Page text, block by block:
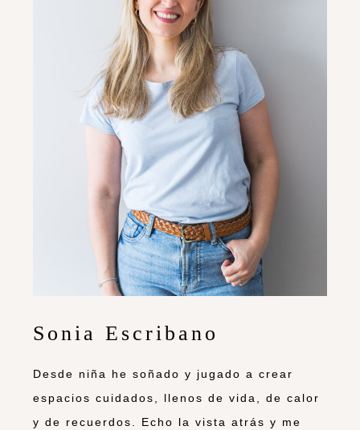
Sonia Escribano
Desde niña he soñado y jugado a crear
espacios cuidados, llenos de vida, de calor
y de recuerdos. Echo la vista atrás y me